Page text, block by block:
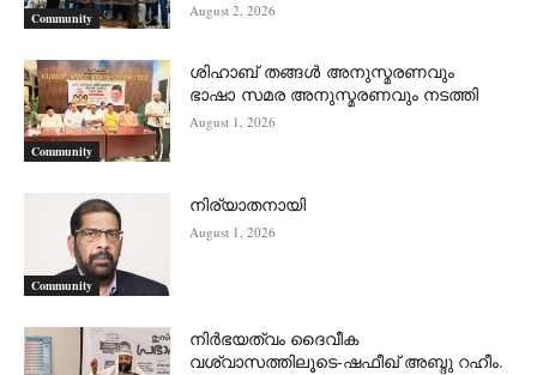
Community August 2, 2026
Community
ശിഹാബ് തങ്ങൾ അനുസ്മരണവും
ഭാഷാ സമര അനുസ്മരണവും നടത്തി
August 1, 2026
Community
നിര്യാതനായി
August 1, 2026
നിർഭയത്വം ദൈവീക
വശ്വാസത്തിലൂടെ-ഷഫീഖ് അബ്ദു റഹീം.